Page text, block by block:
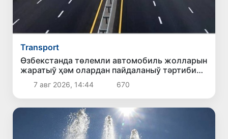
Transport
Өзбекстанда төлемли автомобиль жолларын
жаратыў ҳәм олардан пайдаланыў тәртиби
белгиленди
7 авг 2026, 14:44 670